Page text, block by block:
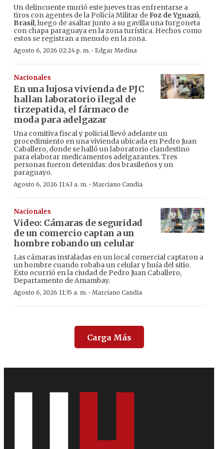
Un delincuente murió este jueves tras enfrentarse a
tiros con agentes de la Policía Militar deFoz de Yguazú,
Brasil, luego de asaltar junto a su gavilla una furgoneta
con chapa paraguaya en la zona turística. Hechos como
estos se registran a menudo en la zona.
Agosto 6, 2026 02:24 p. m. · Edgar Medina
Nacionales
En una lujosa vivienda de PJC
hallan laboratorio ilegal de
tirzepatida, el fármaco de
moda para adelgazar
Una comitiva fiscal y policial llevó adelante un
procedimiento en una vivienda ubicada en Pedro Juan
Caballero, donde se halló un laboratorio clandestino
para elaborar medicamentos adelgazantes. Tres
personas fueron detenidas: dos brasileños y un
paraguayo.
Agosto 6, 2026 11:43 a. m. · Marciano Candia
Nacionales
Video: Cámaras de seguridad
de un comercio captan a un
hombre robando un celular
Las cámaras instaladas en un local comercial captaron a
un hombre cuando robaba un celular y huía del sitio.
Esto ocurrió en la ciudad de Pedro Juan Caballero,
Departamento de Amambay.
Agosto 6, 2026 11:35 a. m. · Marciano Candia
Carga Más